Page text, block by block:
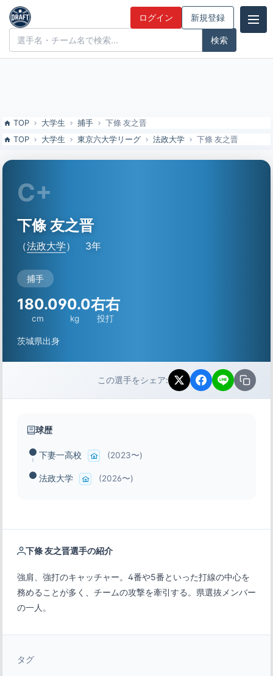
下條 友之晋（法政大）の特徴とドラフト評価 | ドラフト候補とみんな
の評価
ドラフト候補とみんなの評価 ログイン 新規登録
TOP 大学生 捕手
下條 友之晋
TOP
大学生 東京六大学リーグ 法政大学 下條 友之晋
C+
下條 友之晋
（法政大学） 3年
捕手
180.0
cm
90.0
kg
右右
投打
茨城県出身
この選手をシェア:
球歴
下妻一高校 (2023〜)
法政大学 (2026〜)
下條 友之晋選手の紹介
強肩、強打のキャッチャー。4番や5番といった打線の中心を
務めることが多く、チームの攻撃を牽引する。県選抜メンバー
の一人。
タグ